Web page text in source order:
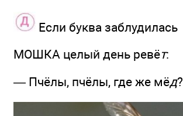
Если буква заблудилась
МОШКА целый день ревёт:
— Пчёлы, пчёлы, где же мёд?